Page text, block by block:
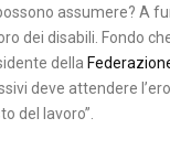
assumere? A
dei disabili. Fondo
della
deve attendere
del lavoro”.